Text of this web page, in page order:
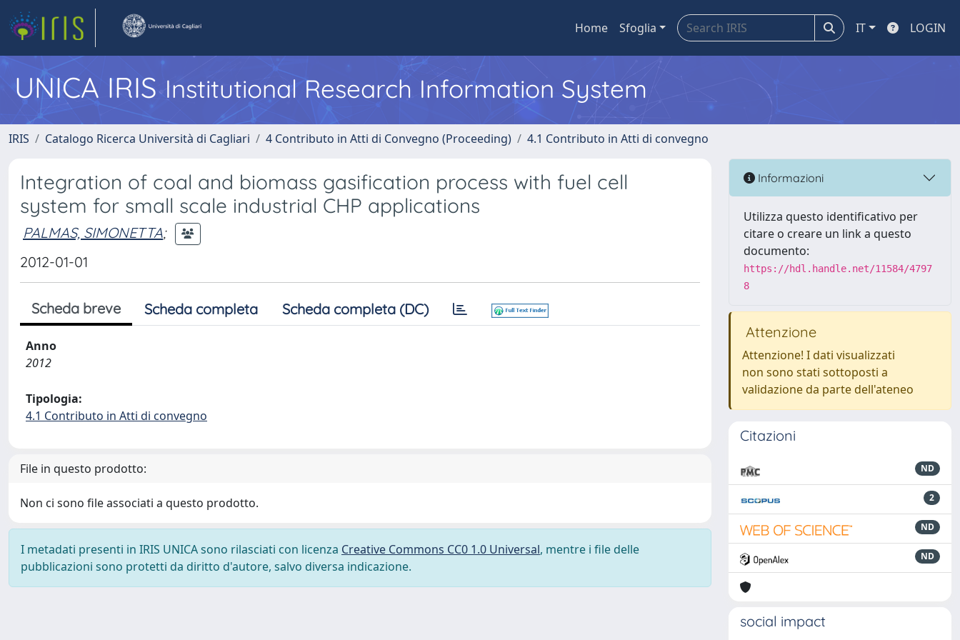
Home Sfoglia IT LOGIN
UNICA IRISInstitutional Research Information System
IRIS Catalogo Ricerca Università di Cagliari 4 Contributo in Atti di Convegno (Proceeding) 4.1 Contributo in Atti di convegno
Integration of coal and biomass gasification process with fuel cell
system for small scale industrial CHP applications
PALMAS, SIMONETTA;
2012-01-01
Scheda breve Scheda completa Scheda completa (DC)
Anno
2012
Tipologia:
4.1 Contributo in Atti di convegno
File in questo prodotto:
Non ci sono file associati a questo prodotto.
I metadati presenti in IRIS UNICA sono rilasciati con licenza Creative Commons CC0 1.0 Universal, mentre i file delle
pubblicazioni sono protetti da diritto d'autore, salvo diversa indicazione.
Informazioni
Utilizza questo identificativo per
citare o creare un link a questo
documento:
https://hdl.handle.net/11584/4797
8
Attenzione
Attenzione! I dati visualizzati
non sono stati sottoposti a
validazione da parte dell'ateneo
Citazioni
ND
2
ND
ND
social impact